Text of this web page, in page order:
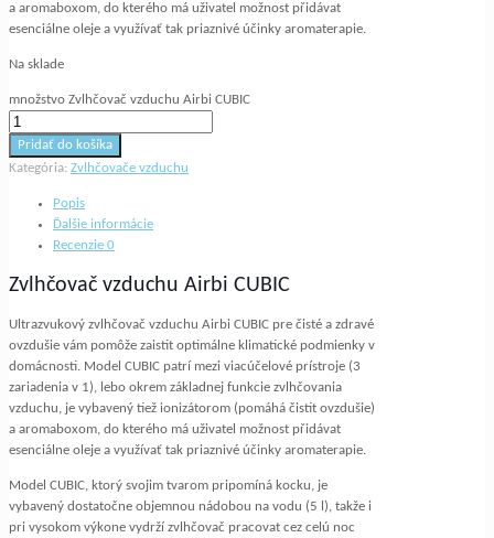
a aromaboxom, do kterého má uživatel možnost přidávat
esenciálne oleje a využívať tak priaznivé účinky aromaterapie.
Na sklade
množstvo Zvlhčovač vzduchu Airbi CUBIC
Pridať do košíka
Kategória: Zvlhčovače vzduchu
Popis
Ďalšie informácie
Recenzie 0
Zvlhčovač vzduchu Airbi CUBIC
Ultrazvukový zvlhčovač vzduchu Airbi CUBIC pre čisté a zdravé
ovzdušie vám pomôže zaistit optimálne klimatické podmienky v
domácnosti. Model CUBIC patrí mezi viacúčelové prístroje (3
zariadenia v 1), lebo okrem základnej funkcie zvlhčovania
vzduchu, je vybavený tiež ionizátorom (pomáhá čistit ovzdušie)
a aromaboxom, do kterého má uživatel možnost přidávat
esenciálne oleje a využívať tak priaznivé účinky aromaterapie.
Model CUBIC, ktorý svojim tvarom pripomíná kocku, je
vybavený dostatočne objemnou nádobou na vodu (5 l), takže i
pri vysokom výkone vydrží zvlhčovač pracovat cez celú noc